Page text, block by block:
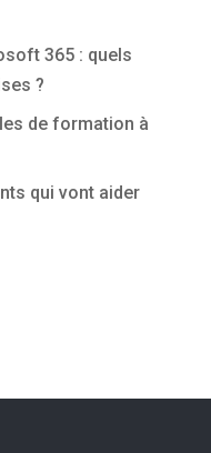
365 : quels
?
de formation à
qui vont aider